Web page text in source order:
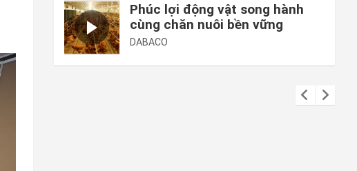
Phúc lợi động vật song hành
cùng chăn nuôi bền vững
DABACO